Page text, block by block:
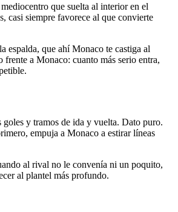
que suelta al interior en el
casi siempre favorece al que convierte
espalda, que ahí Monaco te castiga al
a Monaco: cuanto más serio entra,
y tramos de ida y vuelta. Dato puro.
empuja a Monaco a estirar líneas
al rival no le convenía ni un poquito,
al plantel más profundo.